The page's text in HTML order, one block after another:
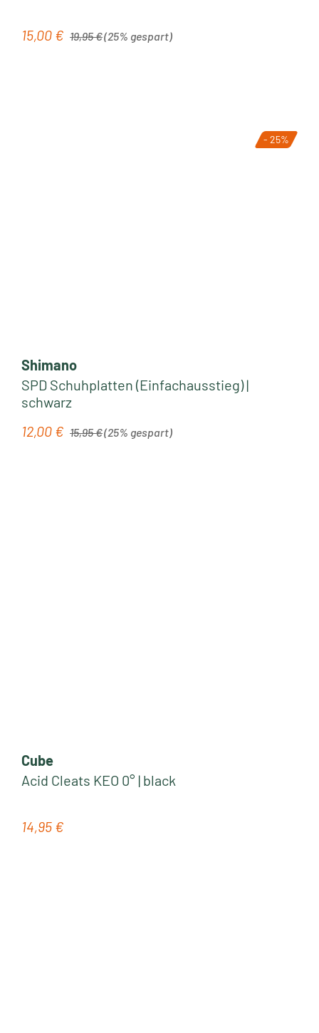
Verkaufspreis:
15,00 € Regulärer Preis:
19,95 €(25% gespart)
- 25%
Shimano
SPD Schuhplatten (Einfachausstieg) |
schwarz
Verkaufspreis:
12,00 € 15,95 €(25% gespart)
Cube
Acid Cleats KEO 0° | black
Regulärer Preis:
14,95 €